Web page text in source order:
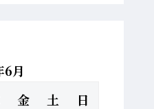
6月
金 土
日